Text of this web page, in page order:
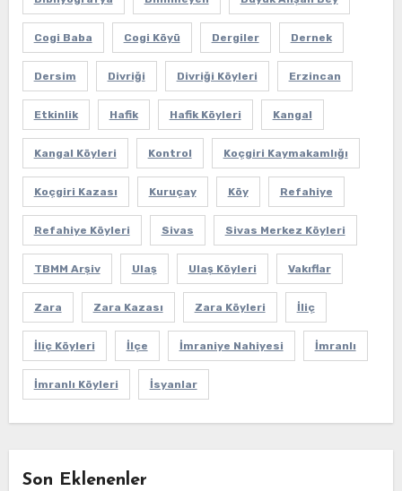
Cogi Baba Cogi Köyü Dergiler Dernek
Dersim Divriği Divriği Köyleri Erzincan
Etkinlik Hafik Hafik Köyleri Kangal
Kangal Köyleri Kontrol Koçgiri Kaymakamlığı
Koçgiri Kazası Kuruçay Köy Refahiye
Refahiye Köyleri Sivas Sivas Merkez Köyleri
TBMM Arşiv Ulaş Ulaş Köyleri Vakıflar
Zara Zara Kazası Zara Köyleri İliç
İliç Köyleri İlçe İmraniye Nahiyesi İmranlı
İmranlı Köyleri İsyanlar
Son Eklenenler